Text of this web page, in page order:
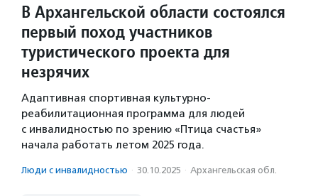
В Архангельской области состоялся
первый поход участников
туристического проекта для
незрячих
Адаптивная спортивная культурно-
реабилитационная программа для людей
с инвалидностью по зрению «Птица счастья»
начала работать летом 2025 года.
Люди с инвалидностью · 30.10.2025 · Архангельская обл.